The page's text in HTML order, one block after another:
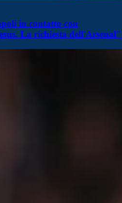
in contatto con
La richiesta dell'Arsenal"